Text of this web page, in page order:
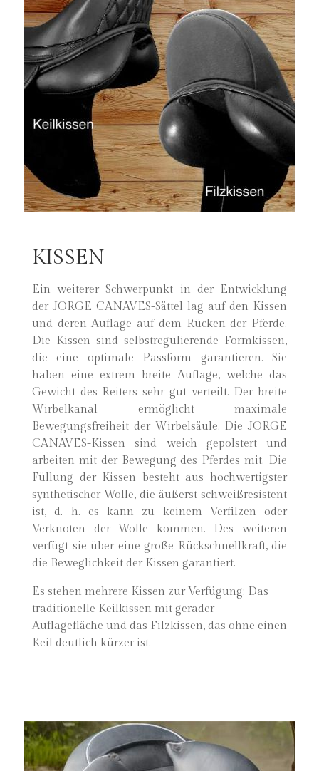
KISSEN
Ein weiterer Schwerpunkt in der Entwicklung
der JORGE CANAVES-Sättel lag auf den Kissen
und deren Auflage auf dem Rücken der Pferde.
Die Kissen sind selbstregulierende Formkissen,
die eine optimale Passform garantieren. Sie
haben eine extrem breite Auflage, welche das
Gewicht des Reiters sehr gut verteilt. Der breite
Wirbelkanal ermöglicht maximale
Bewegungsfreiheit der Wirbelsäule. Die JORGE
CANAVES-Kissen sind weich gepolstert und
arbeiten mit der Bewegung des Pferdes mit. Die
Füllung der Kissen besteht aus hochwertigster
synthetischer Wolle, die äußerst schweißresistent
ist, d. h. es kann zu keinem Verfilzen oder
Verknoten der Wolle kommen. Des weiteren
verfügt sie über eine große Rückschnellkraft, die
die Beweglichkeit der Kissen garantiert.
Es stehen mehrere Kissen zur Verfügung: Das
traditionelle Keilkissen mit gerader
Auflagefläche und das Filzkissen, das ohne einen
Keil deutlich kürzer ist.